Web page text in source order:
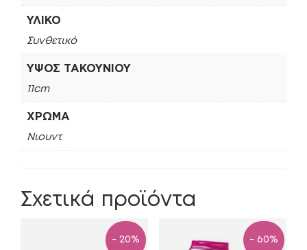
ΥΛΙΚΌ
Συνθετικό
ΎΨΟΣ ΤΑΚΟΥΝΙΟΎ
11cm
ΧΡΏΜΑ
Νιουντ
Σχετικά προϊόντα
- 20% - 60%